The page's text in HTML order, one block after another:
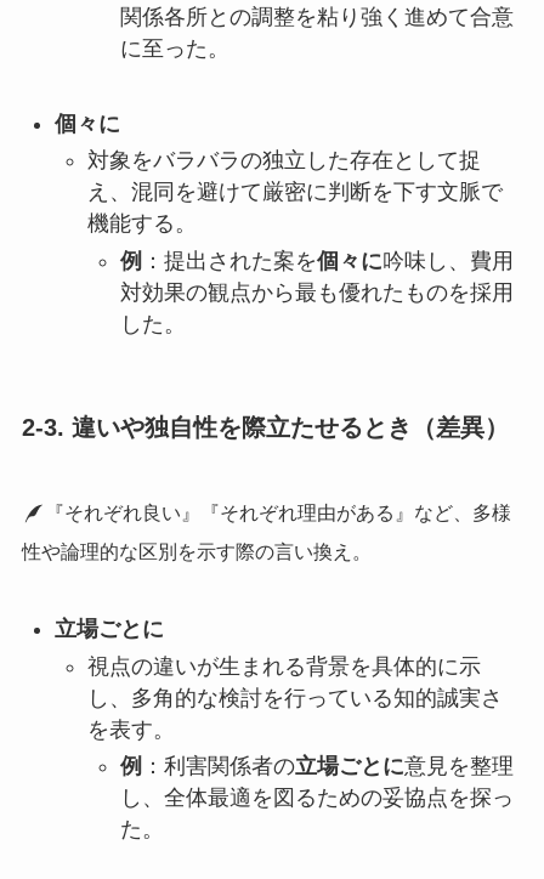
関係各所との調整を粘り強く進めて合意
に至った。
個々に
対象をバラバラの独立した存在として捉
え、混同を避けて厳密に判断を下す文脈で
機能する。
例 ：提出された案を個々に吟味し、費用
対効果の観点から最も優れたものを採用
した。
2-3. 違いや独自性を際立たせるとき（差異）
『それぞれ良い』『それぞれ理由がある』など、多様
性や論理的な区別を示す際の言い換え。
立場ごとに
視点の違いが生まれる背景を具体的に示
し、多角的な検討を行っている知的誠実さ
を表す。
例 ：利害関係者の立場ごとに意見を整理
し、全体最適を図るための妥協点を探っ
た。